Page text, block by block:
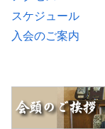
スケジュール
入会のご案内